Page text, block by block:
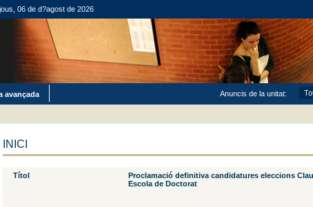
06 de d?agost de 2026
avançada Anuncis de la unitat:
INICI
Títol
Proclamació definitiva candidatures eleccions
Escola de Doctorat